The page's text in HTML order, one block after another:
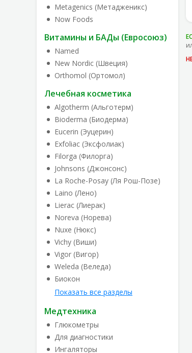
Metagenics (Метадженикс)
Now Foods
Витамины и БАДы (Евросоюз)
Named
New Nordic (Швеция)
Orthomol (Ортомол)
Лечебная косметика
Algotherm (Альготерм)
Bioderma (Биодерма)
Eucerin (Эуцерин)
Exfoliac (Эксфолиак)
Filorga (Филорга)
Johnsons (Джонсонс)
La Roche-Posay (Ля Рош-Позе)
Laino (Лено)
Lierac (Лиерак)
Noreva (Норева)
Nuxe (Нюкс)
Vichy (Виши)
Vigor (Вигор)
Weleda (Веледа)
Биокон
Показать все разделы
Медтехника
Глюкометры
Для диагностики
Ингаляторы